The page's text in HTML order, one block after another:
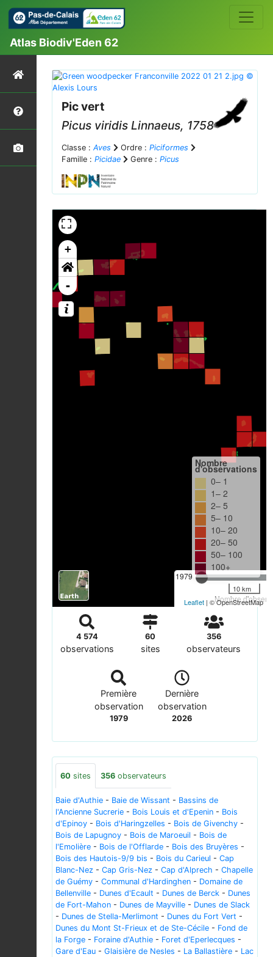
Atlas Biodiv'Eden 62
Pic vert
Picus viridis Linnaeus, 1758
Classe : Aves Ordre : Piciformes
Famille : Picidae Genre : Picus
+
-
1979
Nombre
Nombre
d'observations
0– 1
1– 2
2– 5
5– 10
10– 20
20– 50
50– 100
100+
10 km
Leaflet | © OpenStreetMap
4 574
observations
60
sites
356
observateurs
Première
observation
1979
Dernière
observation
2026
60 sites 356 observateurs
Baie d'Authie - Baie de Wissant - Bassins de
l'Ancienne Sucrerie - Bois Louis et d'Epenin - Bois
d'Epinoy - Bois d'Haringzelles - Bois de Givenchy -
Bois de Lapugnoy - Bois de Maroeuil - Bois de
l'Emolière - Bois de l'Offlarde - Bois des Bruyères -
Bois des Hautois-9/9 bis - Bois du Carieul - Cap
Blanc-Nez - Cap Gris-Nez - Cap d'Alprech - Chapelle
de Guémy - Communal d'Hardinghen - Domaine de
Bellenville - Dunes d'Ecault - Dunes de Berck - Dunes
de Fort-Mahon - Dunes de Mayville - Dunes de Slack
- Dunes de Stella-Merlimont - Dunes du Fort Vert -
Dunes du Mont St-Frieux et de Ste-Cécile - Fond de
la Forge - Foraine d'Authie - Foret d'Eperlecques -
Gare d'Eau - Glaisière de Nesles - La Ballastière - Lac